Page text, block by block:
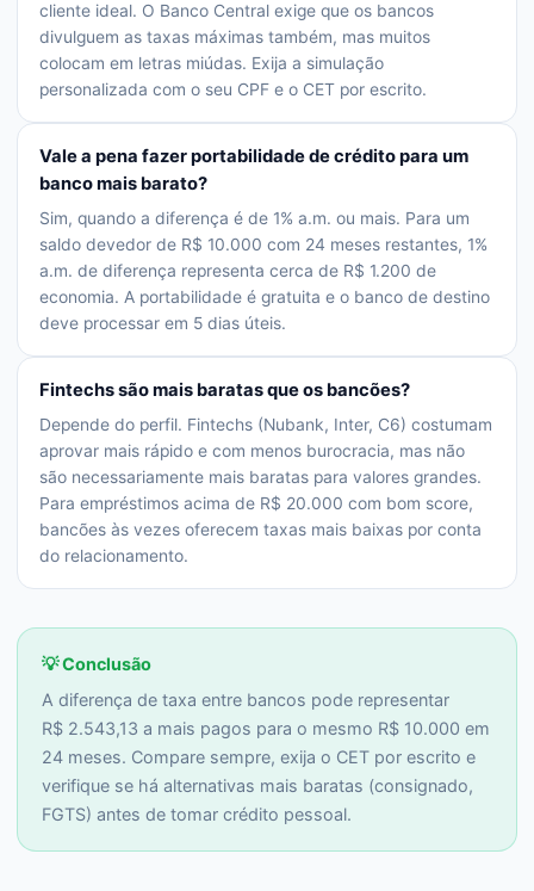
cliente ideal. O Banco Central exige que os bancos
divulguem as taxas máximas também, mas muitos
colocam em letras miúdas. Exija a simulação
personalizada com o seu CPF e o CET por escrito.
Vale a pena fazer portabilidade de crédito para um
banco mais barato?
Sim, quando a diferença é de 1% a.m. ou mais. Para um
saldo devedor de R$ 10.000 com 24 meses restantes, 1%
a.m. de diferença representa cerca de R$ 1.200 de
economia. A portabilidade é gratuita e o banco de destino
deve processar em 5 dias úteis.
Fintechs são mais baratas que os bancões?
Depende do perfil. Fintechs (Nubank, Inter, C6) costumam
aprovar mais rápido e com menos burocracia, mas não
são necessariamente mais baratas para valores grandes.
Para empréstimos acima de R$ 20.000 com bom score,
bancões às vezes oferecem taxas mais baixas por conta
do relacionamento.
💡 Conclusão
A diferença de taxa entre bancos pode representar
R$ 2.543,13 a mais pagos para o mesmo R$ 10.000 em
24 meses. Compare sempre, exija o CET por escrito e
verifique se há alternativas mais baratas (consignado,
FGTS) antes de tomar crédito pessoal.